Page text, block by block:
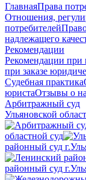
ГлавнаяПрава
Отношения,
потребителей
надлежащего
Рекомендации
Рекомендации при
при заказе
Судебная практика
юристаОтзывы о
Арбитражный суд
Ульяновской
областной суд
районный суд
районный суд